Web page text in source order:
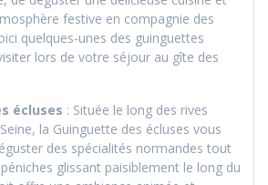
festive en compagnie des
quelques-unes des guinguettes
lors de votre séjour au gîte des
écluses : Située le long des rives
la Guinguette des écluses vous
des spécialités normandes tout
glissant paisiblement le long du